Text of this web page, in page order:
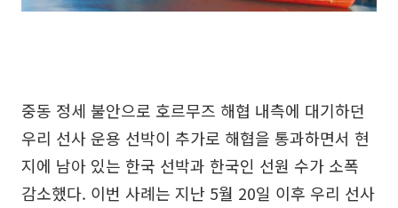
중동 정세 불안으로 호르무즈 해협 내측에 대기하던
우리 선사 운용 선박이 추가로 해협을 통과하면서 현
지에 남아 있는 한국 선박과 한국인 선원 수가 소폭
감소했다. 이번 사례는 지난 5월 20일 이후 우리 선사